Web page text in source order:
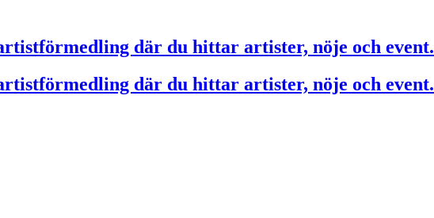
där du hittar artister, nöje och event.
där du hittar artister, nöje och event.